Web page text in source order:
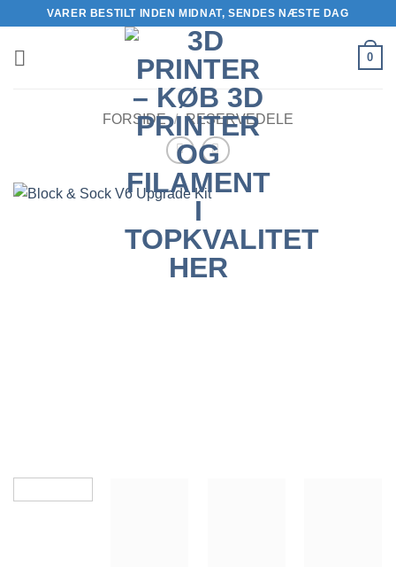
indhold
VARER BESTILT INDEN MIDNAT, SENDES NÆSTE DAG
0
FORSIDE / RESERVEDELE